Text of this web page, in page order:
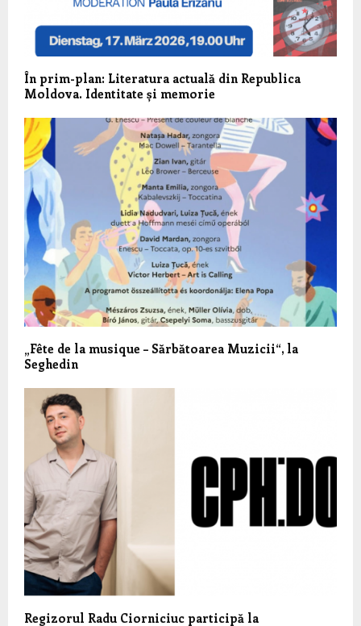
În prim-plan: Literatura actuală din Republica
Moldova. Identitate și memorie
„Fête de la musique – Sărbătoarea Muzicii“, la
Seghedin
Regizorul Radu Ciorniciuc participă la